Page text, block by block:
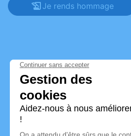
Je rends hommage